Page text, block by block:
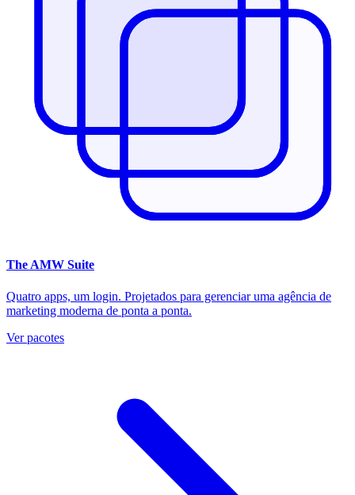
The AMW Suite
Quatro apps, um login. Projetados para gerenciar uma agência de
marketing moderna de ponta a ponta.
Ver pacotes